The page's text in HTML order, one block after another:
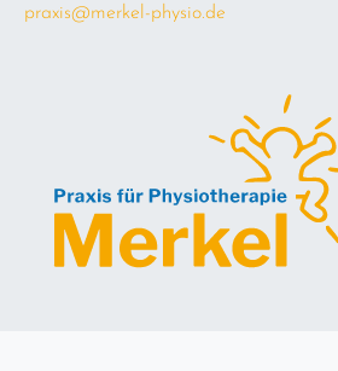
praxis@merkel-physio.de